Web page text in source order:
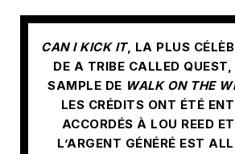
CAN I KICK IT, LA PLUS
DE A TRIBE CALLED
SAMPLE DE WALK ON THE
LES CRÉDITS ONT ÉTÉ
ACCORDÉS À LOU REED
L’ARGENT GÉNÉRÉ EST